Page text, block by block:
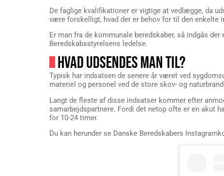
De faglige kvalifikationer er vigtige at vedlægge, da
være forskelligt, hvad der er behov for til den enkelte
Er man fra de kommunale beredskaber, så indgås
Beredskabsstyrelsens ledelse.
HVAD UDSENDES MAN TIL?
Typisk har indsatsen de senere år været ved
materiel og personel ved de store skov- og
Langt de fleste af disse indsatser kommer efter
samarbejdspartnere. Fordi det netop ofte er en akut
for 10-24 timer.
Du kan herunder se Danske Beredskabers